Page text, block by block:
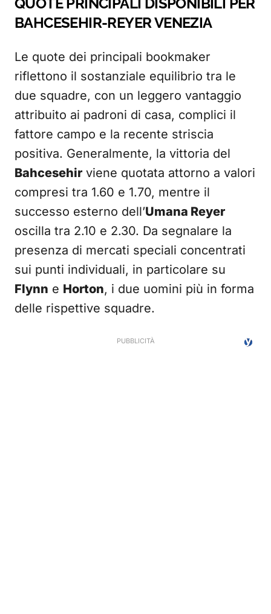
BAHCESEHIR-REYER VENEZIA
Le quote dei principali bookmaker
riflettono il sostanziale equilibrio tra le
due squadre, con un leggero vantaggio
attribuito ai padroni di casa, complici il
fattore campo e la recente striscia
positiva. Generalmente, la vittoria del
Bahcesehir viene quotata attorno a valori
compresi tra 1.60 e 1.70, mentre il
successo esterno dell’Umana Reyer
oscilla tra 2.10 e 2.30. Da segnalare la
presenza di mercati speciali concentrati
sui punti individuali, in particolare su
Flynn e Horton, i due uomini più in forma
delle rispettive squadre.